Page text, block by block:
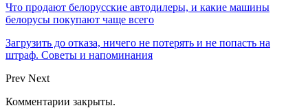
Что продают белорусские автодилеры, и какие машины
белорусы покупают чаще всего
Загрузить до отказа, ничего не потерять и не попасть на
штраф. Советы и напоминания
Prev Next
Комментарии закрыты.